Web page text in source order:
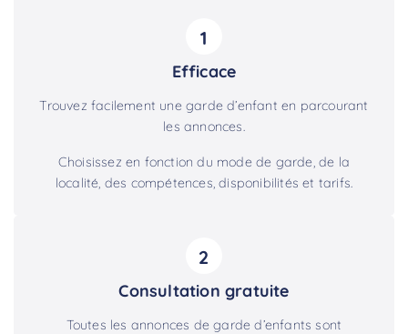
1
Efficace
Trouvez facilement une garde d’enfant en parcourant
les annonces.
Choisissez en fonction du mode de garde, de la
localité, des compétences, disponibilités et tarifs.
2
Consultation gratuite
Toutes les annonces de garde d’enfants sont